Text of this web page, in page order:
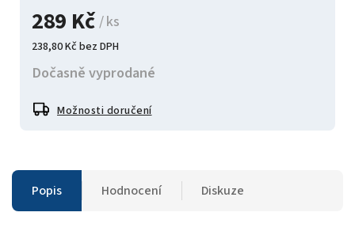
289 Kč / ks
238,80 Kč bez DPH
Dočasně vyprodané
Možnosti doručení
Popis Hodnocení Diskuze